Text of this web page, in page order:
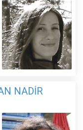
NADİR